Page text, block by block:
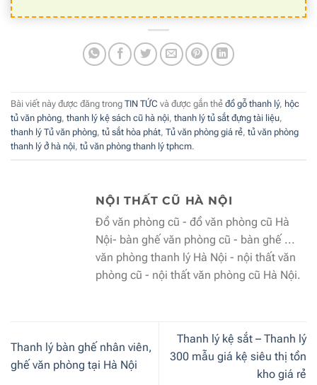
Bài viết này được đăng trong TIN TỨC và được gắn thẻ đồ gỗ thanh lý, hộc
tủ văn phòng, thanh lý kệ sách cũ hà nội, thanh lý tủ sắt đựng tài liệu,
thanh lý Tủ văn phòng, tủ sắt hòa phát, Tủ văn phòng giá rẻ, tủ văn phòng
thanh lý ở hà nội, tủ văn phòng thanh lý tphcm.
NỘI THẤT CŨ HÀ NỘI
Đồ văn phòng cũ - đồ văn phòng cũ Hà
Nội- bàn ghế văn phòng cũ - bàn ghế ...
văn phòng thanh lý Hà Nội - nội thất văn
phòng cũ - nội thất văn phòng cũ Hà Nội.
Thanh lý bàn ghế nhân viên,
ghế văn phòng tại Hà Nội
Thanh lý kệ sắt – Thanh lý
300 mẫu giá kệ siêu thị tồn
kho giá rẻ